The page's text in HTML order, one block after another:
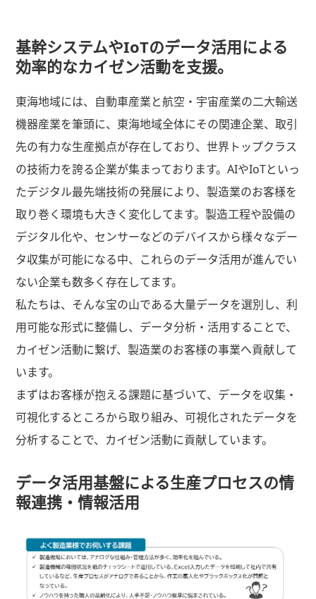
基幹システムやIoTのデータ活用による
効率的なカイゼン活動を支援。
東海地域には、自動車産業と航空・宇宙産業の二大輸送
機器産業を筆頭に、東海地域全体にその関連企業、取引
先の有力な生産拠点が存在しており、世界トップクラス
の技術力を誇る企業が集まっております。AIやIoTといっ
たデジタル最先端技術の発展により、製造業のお客様を
取り巻く環境も大きく変化してます。製造工程や設備の
デジタル化や、センサーなどのデバイスから様々なデー
タ収集が可能になる中、これらのデータ活用が進んでい
ない企業も数多く存在してます。
私たちは、そんな宝の山である大量データを選別し、利
用可能な形式に整備し、データ分析・活用することで、
カイゼン活動に繋げ、製造業のお客様の事業へ貢献して
います。
まずはお客様が抱える課題に基づいて、データを収集・
可視化するところから取り組み、可視化されたデータを
分析することで、カイゼン活動に貢献しています。
データ活用基盤による生産プロセスの情
報連携・情報活用